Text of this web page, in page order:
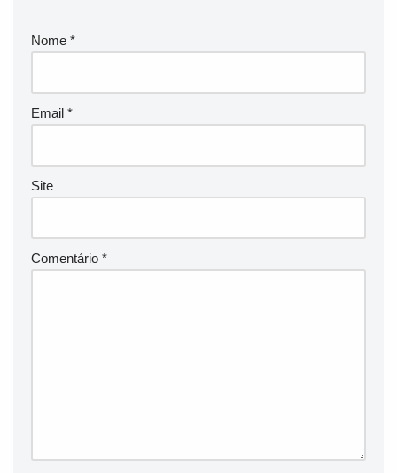
Nome *
Email *
Site
Comentário *